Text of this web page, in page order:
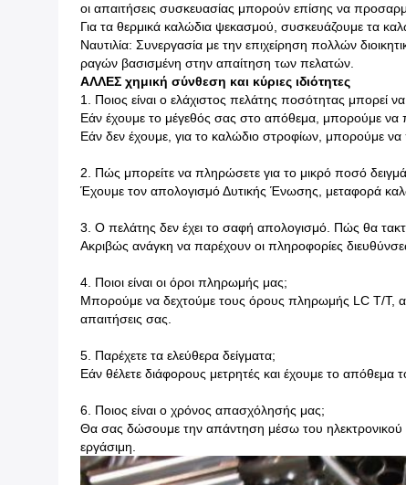
οι απαιτήσεις συσκευασίας μπορούν επίσης να
Για τα θερμικά καλώδια ψεκασμού, συσκευάζουμε τα
Ναυτιλία: Συνεργασία με την επιχείρηση πολλών
ραγών βασισμένη στην απαίτηση των πελατών.
ΑΛΛΕΣ χημική σύνθεση και κύριες ιδιότητες
1. Ποιος είναι ο ελάχιστος πελάτης ποσότητας μπορεί να
Εάν έχουμε το μέγεθός σας στο απόθεμα, μπορούμε να
Εάν δεν έχουμε, για το καλώδιο στροφίων, μπορούμε
2. Πώς μπορείτε να πληρώσετε για το μικρό ποσό
Έχουμε τον απολογισμό Δυτικής Ένωσης, μεταφορά
3. Ο πελάτης δεν έχει το σαφή απολογισμό. Πώς θα
Ακριβώς ανάγκη να παρέχουν οι πληροφορίες
4. Ποιοι είναι οι όροι πληρωμής μας;
Μπορούμε να δεχτούμε τους όρους πληρωμής LC T/T,
απαιτήσεις σας.
5. Παρέχετε τα ελεύθερα δείγματα;
Εάν θέλετε διάφορους μετρητές και έχουμε το
6. Ποιος είναι ο χρόνος απασχόλησής μας;
Θα σας δώσουμε την απάντηση μέσω του ηλεκτρονικού
εργάσιμη.